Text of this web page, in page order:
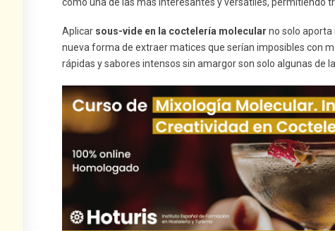
Aplicar sous-vide en la coctelería molecular no solo aporta
nueva forma de extraer matices que serían imposibles con
rápidas y sabores intensos sin amargor son solo algunas de